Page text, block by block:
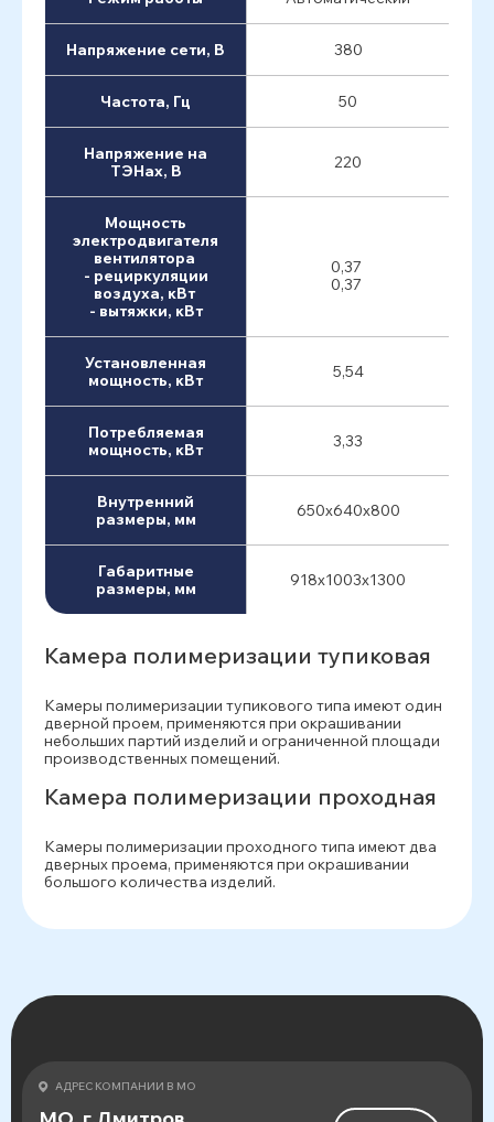
Напряжение сети, В 380
Частота, Гц 50
Напряжение на
ТЭНах, В
220
Мощность
электродвигателя
вентилятора
- рециркуляции
воздуха, кВт
- вытяжки, кВт
0,37
0,37
Установленная
мощность, кВт
5,54
Потребляемая
мощность, кВт
3,33
Внутренний
размеры, мм
650х640х800
Габаритные
размеры, мм
918х1003х1300
Камера полимеризации тупиковая
Камеры полимеризации тупикового типа имеют один
дверной проем, применяются при окрашивании
небольших партий изделий и ограниченной площади
производственных помещений.
Камера полимеризации проходная
Камеры полимеризации проходного типа имеют два
дверных проема, применяются при окрашивании
большого количества изделий.
АДРЕС КОМПАНИИ В МО